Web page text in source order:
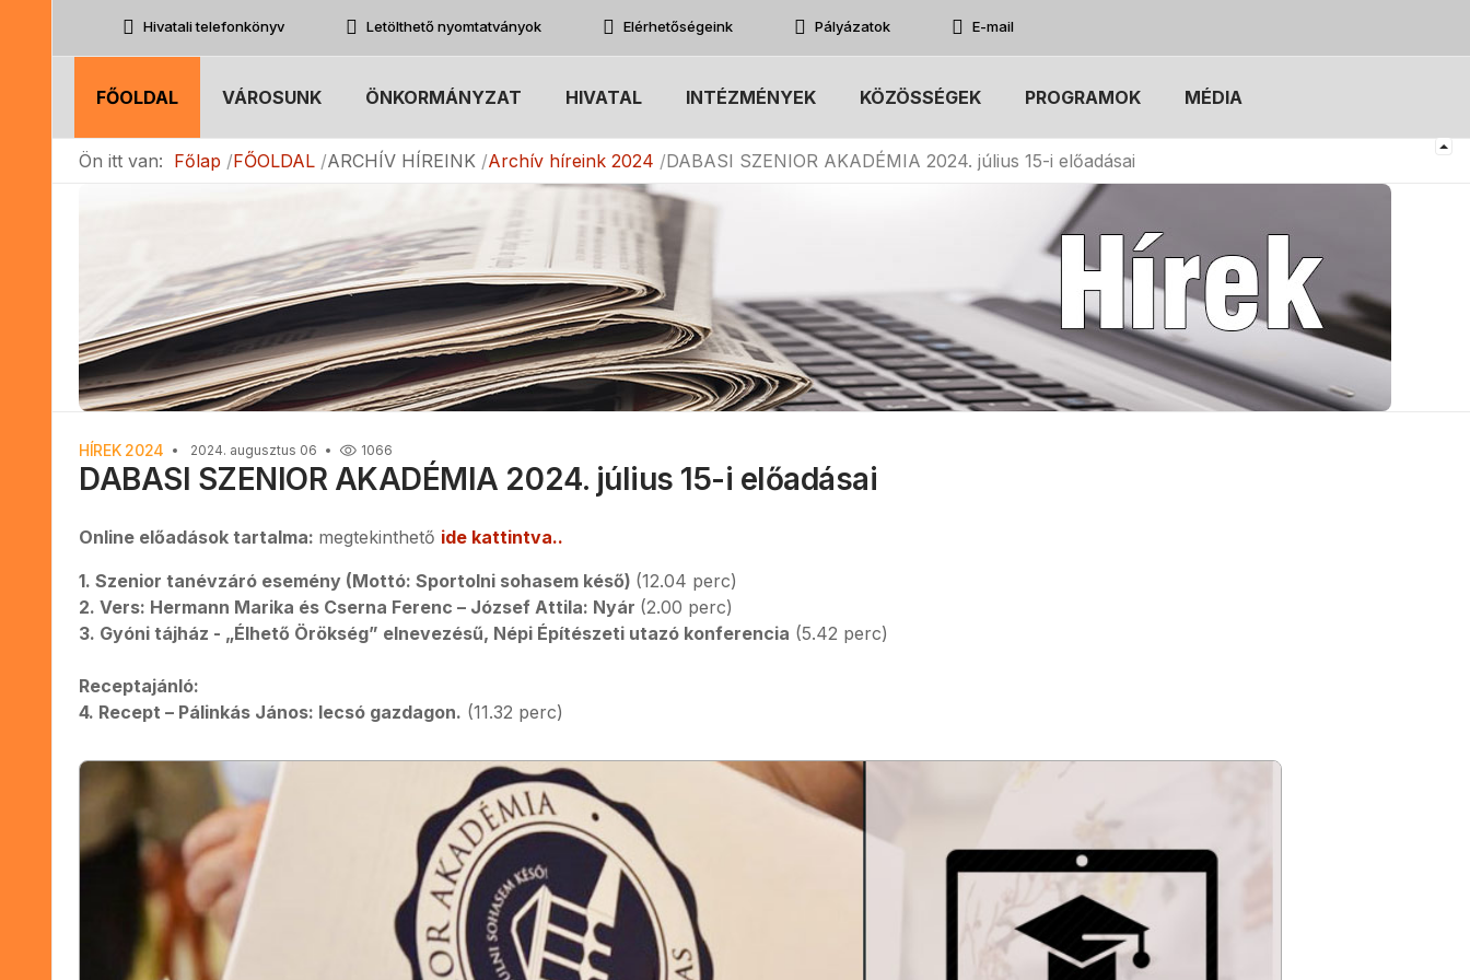
Hivatali telefonkönyv Letölthető nyomtatványok Elérhetőségeink Pályázatok E-mail
FŐOLDAL VÁROSUNK ÖNKORMÁNYZAT HIVATAL INTÉZMÉNYEK KÖZÖSSÉGEK PROGRAMOK MÉDIA
Ön itt van: Főlap FŐOLDAL ARCHÍV HÍREINK Archív híreink 2024 DABASI SZENIOR AKADÉMIA 2024. július 15-i előadásai
HÍREK 2024 2024. augusztus 06 1066
DABASI SZENIOR AKADÉMIA 2024. július 15-i előadásai
Online előadások tartalma: megtekinthető ide kattintva..
1. Szenior tanévzáró esemény (Mottó: Sportolni sohasem késő) (12.04 perc)
2. Vers: Hermann Marika és Cserna Ferenc – József Attila: Nyár (2.00 perc)
3. Gyóni tájház - „Élhető Örökség” elnevezésű, Népi Építészeti utazó konferencia (5.42 perc)
Receptajánló:
4. Recept – Pálinkás János: lecsó gazdagon. (11.32 perc)